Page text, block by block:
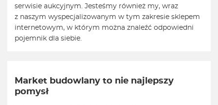
serwisie aukcyjnym. Jesteśmy również my, wraz
z naszym wyspecjalizowanym w tym zakresie sklepem
internetowym, w którym można znaleźć odpowiedni
pojemnik dla siebie.
Market budowlany to nie najlepszy
pomysł